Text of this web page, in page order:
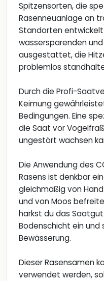
Spitzensorten, die
Rasenneuanlage an
Standorten
wassersparenden
ausgestattet, die
problemlos
Durch die Profi-
Keimung
Bedingungen. Eine
die Saat vor
ungestört wachsen
Die Anwendung des
Rasens ist denkbar
gleichmäßig von
und von Moos
harkst du das
Bodenschicht ein
Bewässerung.
Dieser Rasensamen
verwendet werden,